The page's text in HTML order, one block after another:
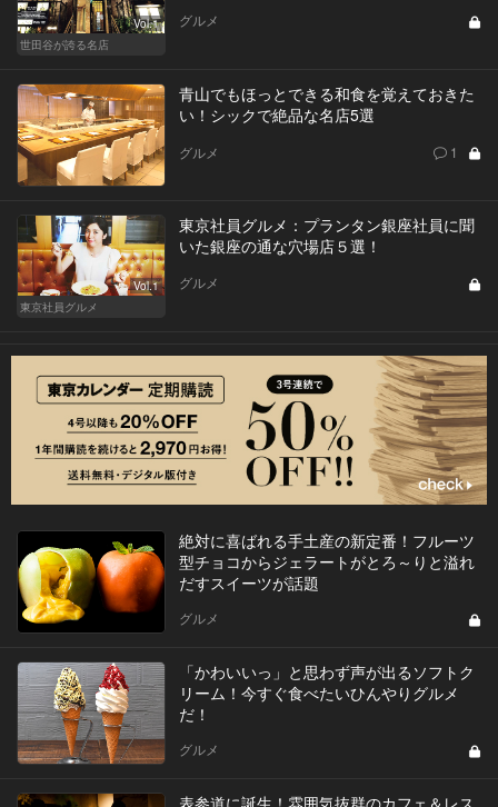
Vol.1
世田谷が誇る名店
グルメ
青山でもほっとできる和食を覚えておきた
い！シックで絶品な名店5選
グルメ 1
Vol.1
東京社員グルメ
東京社員グルメ：プランタン銀座社員に聞
いた銀座の通な穴場店５選！
グルメ
絶対に喜ばれる手土産の新定番！フルーツ
型チョコからジェラートがとろ～りと溢れ
だすスイーツが話題
グルメ
「かわいいっ」と思わず声が出るソフトク
リーム！今すぐ食べたいひんやりグルメ
だ！
グルメ
表参道に誕生！雰囲気抜群のカフェ＆レス